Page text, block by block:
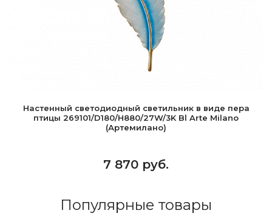
Настенный светодиодный светильник в виде пера
птицы 269101/D180/H880/27W/3K Bl Arte Milano
(Артемилано)
7 870 руб.
Популярные товары